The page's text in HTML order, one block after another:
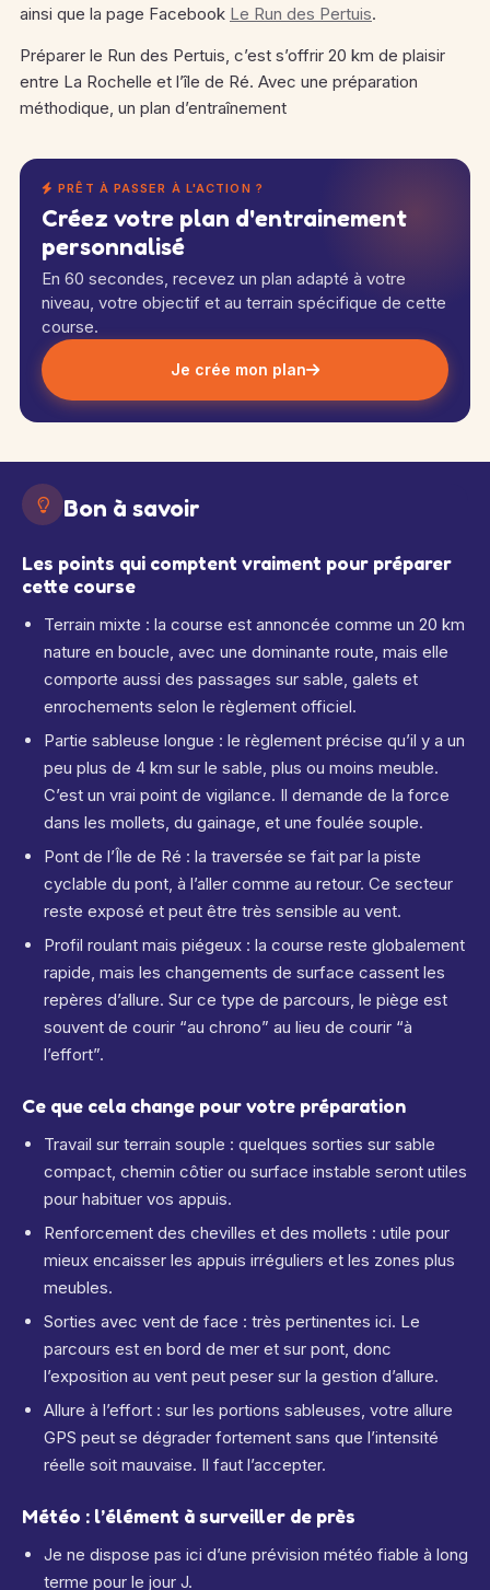
ainsi que la page Facebook Le Run des Pertuis.
Préparer le Run des Pertuis, c’est s’offrir 20 km de plaisir
entre La Rochelle et l’île de Ré. Avec une préparation
méthodique, un plan d’entraînement
PRÊT À PASSER À L'ACTION ?
Créez votre plan d'entrainement
personnalisé
En 60 secondes, recevez un plan adapté à votre
niveau, votre objectif et au terrain spécifique de cette
course.
Je crée mon plan
Bon à savoir
Les points qui comptent vraiment pour préparer
cette course
Terrain mixte : la course est annoncée comme un 20 km
nature en boucle, avec une dominante route, mais elle
comporte aussi des passages sur sable, galets et
enrochements selon le règlement officiel.
Partie sableuse longue : le règlement précise qu’il y a un
peu plus de 4 km sur le sable, plus ou moins meuble.
C’est un vrai point de vigilance. Il demande de la force
dans les mollets, du gainage, et une foulée souple.
Pont de l’Île de Ré : la traversée se fait par la piste
cyclable du pont, à l’aller comme au retour. Ce secteur
reste exposé et peut être très sensible au vent.
Profil roulant mais piégeux : la course reste globalement
rapide, mais les changements de surface cassent les
repères d’allure. Sur ce type de parcours, le piège est
souvent de courir “au chrono” au lieu de courir “à
l’effort”.
Ce que cela change pour votre préparation
Travail sur terrain souple : quelques sorties sur sable
compact, chemin côtier ou surface instable seront utiles
pour habituer vos appuis.
Renforcement des chevilles et des mollets : utile pour
mieux encaisser les appuis irréguliers et les zones plus
meubles.
Sorties avec vent de face : très pertinentes ici. Le
parcours est en bord de mer et sur pont, donc
l’exposition au vent peut peser sur la gestion d’allure.
Allure à l’effort : sur les portions sableuses, votre allure
GPS peut se dégrader fortement sans que l’intensité
réelle soit mauvaise. Il faut l’accepter.
Météo : l’élément à surveiller de près
Je ne dispose pas ici d’une prévision météo fiable à long
terme pour le jour J.